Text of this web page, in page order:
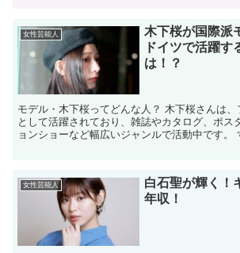
女性芸能人
木下桜が国際派
ドイツで活躍す
は！？
モデル・木下桜ってどんな人？ 木下桜さんは
として活躍されており、雑誌やカタログ、ポス
ョンショーなど幅広いジャンルで活動中です。
女性芸能人
白石聖が輝く！
年収！